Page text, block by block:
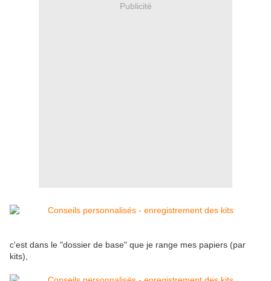
Publicité
c'est dans le "dossier de base" que je range mes papiers (par
kits),